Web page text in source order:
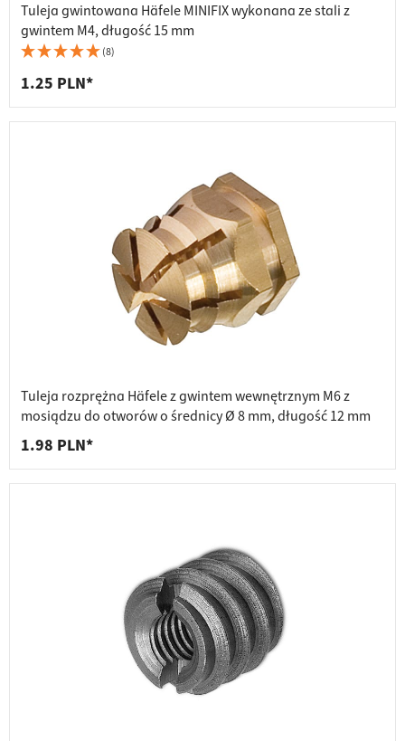
Tuleja gwintowana Häfele MINIFIX wykonana ze stali z
gwintem M4, długość 15 mm
(8)
1.25 PLN*
Tuleja rozprężna Häfele z gwintem wewnętrznym M6 z
mosiądzu do otworów o średnicy Ø 8 mm, długość 12 mm
1.98 PLN*